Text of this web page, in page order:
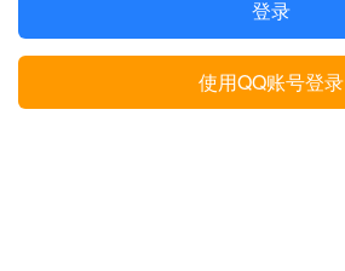
登录
使用QQ账号登录